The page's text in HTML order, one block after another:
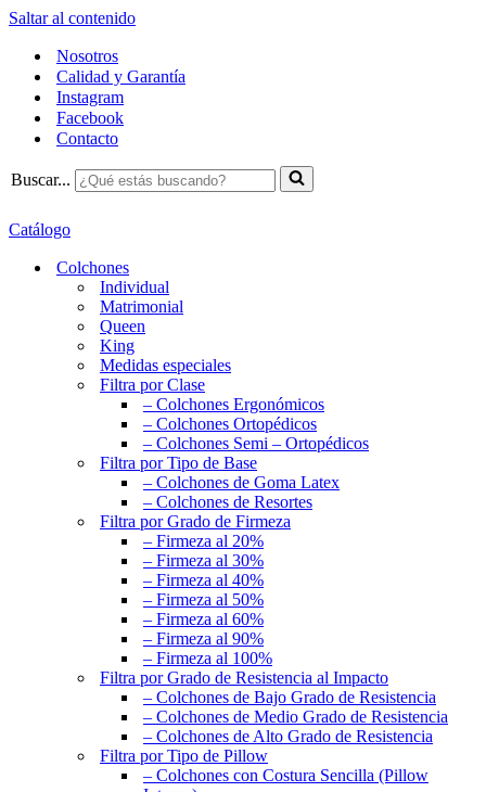
Saltar al contenido
Nosotros
Calidad y Garantía
Instagram
Facebook
Contacto
Buscar...
Catálogo
Colchones
Individual
Matrimonial
Queen
King
Medidas especiales
Filtra por Clase
– Colchones Ergonómicos
– Colchones Ortopédicos
– Colchones Semi – Ortopédicos
Filtra por Tipo de Base
– Colchones de Goma Latex
– Colchones de Resortes
Filtra por Grado de Firmeza
– Firmeza al 20%
– Firmeza al 30%
– Firmeza al 40%
– Firmeza al 50%
– Firmeza al 60%
– Firmeza al 90%
– Firmeza al 100%
Filtra por Grado de Resistencia al Impacto
– Colchones de Bajo Grado de Resistencia
– Colchones de Medio Grado de Resistencia
– Colchones de Alto Grado de Resistencia
Filtra por Tipo de Pillow
– Colchones con Costura Sencilla (Pillow